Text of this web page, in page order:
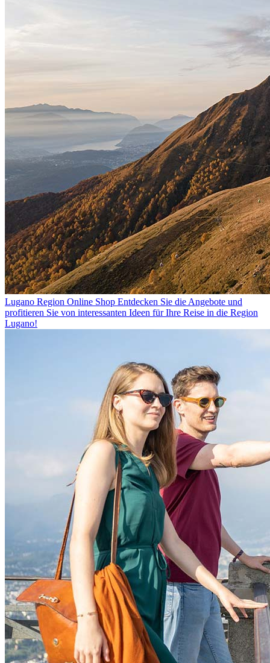
Lugano Region Online Shop Entdecken Sie die Angebote und
profitieren Sie von interessanten Ideen für Ihre Reise in die Region
Lugano!